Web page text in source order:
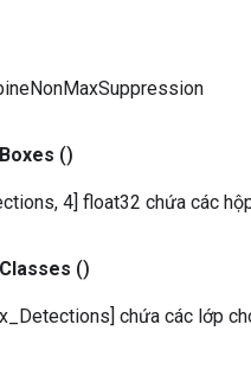
Boxes ()
4] float32 chứa các
Classes ()
chứa các lớp